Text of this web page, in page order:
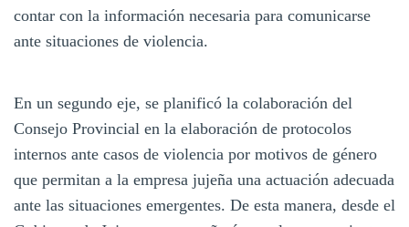
contar con la información necesaria para comunicarse
ante situaciones de violencia.
En un segundo eje, se planificó la colaboración del
Consejo Provincial en la elaboración de protocolos
internos ante casos de violencia por motivos de género
que permitan a la empresa jujeña una actuación adecuada
ante las situaciones emergentes. De esta manera, desde el